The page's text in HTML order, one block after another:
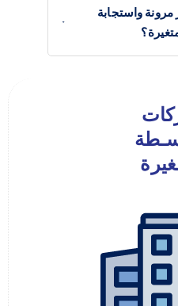
مرونة واستجابة